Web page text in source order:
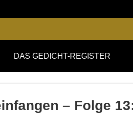
DAS GEDICHT-REGISTER
– Folge